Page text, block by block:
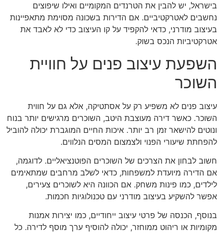
בישראל, יש להבין את הטרנדים המקומיים ואילו שיפוצים
נחשבים לאטרקטיביים. אם הדירות בשכונה מסוימת מתאפיינות
בעיצוב מודרני, כדאי להקפיד על קו העיצוב כדי לא לאבד את
אטרקטיביות הנכס בשוק.
השפעת עיצוב פנים על חוויית
השוכר
עיצוב פנים לא משפיע רק על אסתטיקה, אלא גם על חווית
השוכר. כאשר דירה מעוצבת היטב, השוכרים מרגישים יותר בנוח
ונוטים להישאר זמן רב יותר. איכות החיים המוגברת יכולה להוביל
להפחתת שיעורי הפנוי ולצמצום המסים הנלווים.
חשוב לבחון את הצרכים של השוכרים הפוטנציאליים. לדוגמה,
אם הדירה מיועדת למשפחות, כדאי לשלב מרחבים שמתאימים
לילדים, כמו פינות משחק. אם הכוונה היא לשוכרים צעירים,
אפשר להשקיע בעיצוב מודרני עם טכנולוגיות חכמות.
בנוסף, הכנסה של פרטי עיצוב ייחודיים, כמו יצירות אמנות
מקומיות או ריהוט ממוחזר, יכולה להוסיף ערך מוסף לדירה. כל